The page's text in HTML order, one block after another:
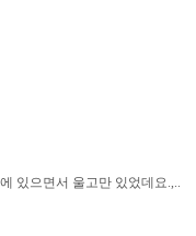
있으면서 울고만 있었데요.,..